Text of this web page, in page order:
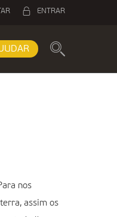
ENTRAR
nos
assim os